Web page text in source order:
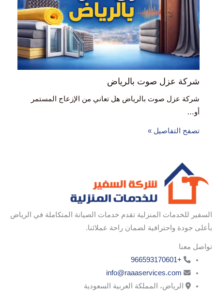
شركة عزل صوت بالرياض
شركة عزل صوت بالرياض هل تعاني من الإزعاج المستمر
أو…
تصفح التفاصيل »
السفير للخدمات المنزلية تقدم خدمات الصيانة المتكاملة في الرياض
بأعلى جودة واحترافية لضمان راحة عملائنا.
تواصل معنا
+966593170601
info@raaaservices.com
الرياض، المملكة العربية السعودية